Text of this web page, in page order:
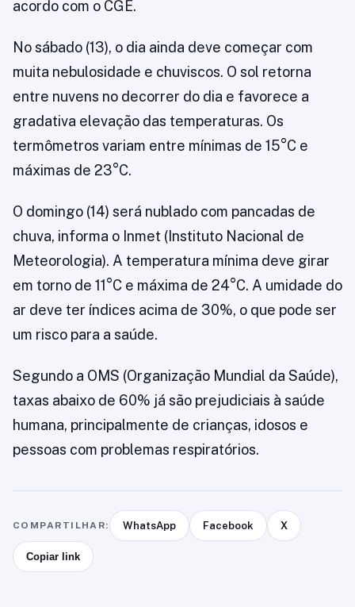
acordo com o CGE.
No sábado (13), o dia ainda deve começar com
muita nebulosidade e chuviscos. O sol retorna
entre nuvens no decorrer do dia e favorece a
gradativa elevação das temperaturas. Os
termômetros variam entre mínimas de 15°C e
máximas de 23°C.
O domingo (14) será nublado com pancadas de
chuva, informa o Inmet (Instituto Nacional de
Meteorologia). A temperatura mínima deve girar
em torno de 11°C e máxima de 24°C. A umidade do
ar deve ter índices acima de 30%, o que pode ser
um risco para a saúde.
Segundo a OMS (Organização Mundial da Saúde),
taxas abaixo de 60% já são prejudiciais à saúde
humana, principalmente de crianças, idosos e
pessoas com problemas respiratórios.
COMPARTILHAR: WhatsApp Facebook X
Copiar link